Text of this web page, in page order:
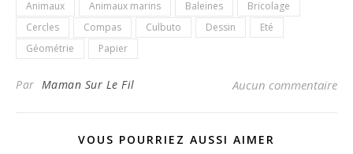
Animaux Animaux marins Baleines
Bricolage
Cercles
Compas Culbuto Dessin
Eté
Géométrie
Papier
Par Maman Sur Le Fil Aucun commentaire
VOUS POURRIEZ AUSSI AIMER